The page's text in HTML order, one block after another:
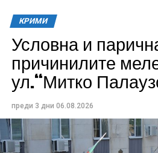
КРИМИ
Условна и
причинилите
ул.“Митко
преди 3 дни 06.08.2026